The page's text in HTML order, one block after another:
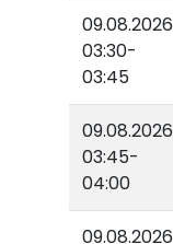
09.08.2026
03:30-
03:45
09.08.2026
03:45-
04:00
09.08.2026